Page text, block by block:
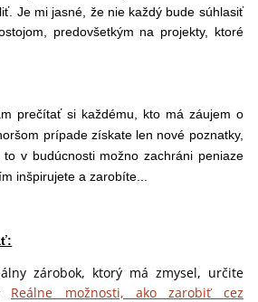
Je mi jasné, že nie každý bude súhlasiť
predovšetkým na projekty, ktoré
prečítať si každému, kto má záujem o
prípade získate len nové poznatky,
v budúcnosti možno zachráni peniaze
inšpirujete a zarobíte...
zárobok, ktorý má zmysel, určite
Reálne možnosti, ako zarobiť cez